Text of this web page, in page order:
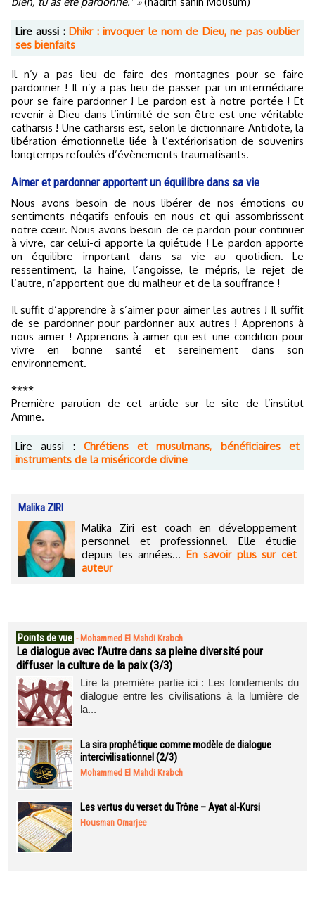
Lire aussi : Dhikr : invoquer le nom de Dieu, ne pas oublier
ses bienfaits
Il n’y a pas lieu de faire des montagnes pour se faire
pardonner ! Il n’y a pas lieu de passer par un intermédiaire
pour se faire pardonner ! Le pardon est à notre portée ! Et
revenir à Dieu dans l’intimité de son être est une véritable
catharsis ! Une catharsis est, selon le dictionnaire Antidote, la
libération émotionnelle liée à l’extériorisation de souvenirs
longtemps refoulés d’évènements traumatisants.
Aimer et pardonner apportent un équilibre dans sa vie
Nous avons besoin de nous libérer de nos émotions ou
sentiments négatifs enfouis en nous et qui assombrissent
notre cœur. Nous avons besoin de ce pardon pour continuer
à vivre, car celui-ci apporte la quiétude ! Le pardon apporte
un équilibre important dans sa vie au quotidien. Le
ressentiment, la haine, l’angoisse, le mépris, le rejet de
l’autre, n’apportent que du malheur et de la souffrance !
Il suffit d’apprendre à s’aimer pour aimer les autres ! Il suffit
de se pardonner pour pardonner aux autres ! Apprenons à
nous aimer ! Apprenons à aimer qui est une condition pour
vivre en bonne santé et sereinement dans son
environnement.
****
Première parution de cet article sur le site de l’institut
Amine.
Lire aussi : Chrétiens et musulmans, bénéficiaires et
instruments de la miséricorde divine
Malika ZIRI
Malika Ziri est coach en développement
personnel et professionnel. Elle étudie
depuis les années...En savoir plus sur cet
auteur
Points de vue - Mohammed El Mahdi Krabch
Le dialogue avec l’Autre dans sa pleine diversité pour
diffuser la culture de la paix (3/3)
Lire la première partie ici : Les fondements du
dialogue entre les civilisations à la lumière de
la...
La sira prophétique comme modèle de dialogue
intercivilisationnel (2/3)
Mohammed El Mahdi Krabch
Les vertus du verset du Trône – Ayat al-Kursi
Housman Omarjee